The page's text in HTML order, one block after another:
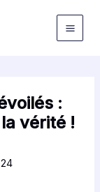
:
vérité !